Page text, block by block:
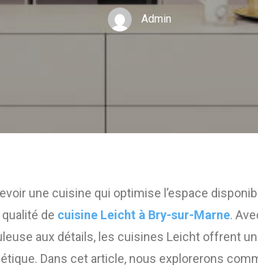
Admin
une cuisine qui optimise l’espace
de cuisine Leicht à Bry-sur-Marne.
aux détails, les cuisines Leicht offrent
Dans cet article, nous explorerons